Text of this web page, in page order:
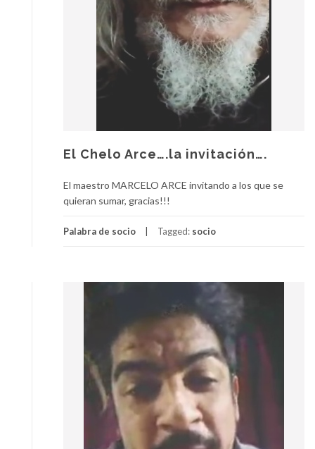
El Chelo Arce….la invitación….
El maestro MARCELO ARCE invitando a los que se
quieran sumar, gracias!!!
Palabra de socio Tagged: socio